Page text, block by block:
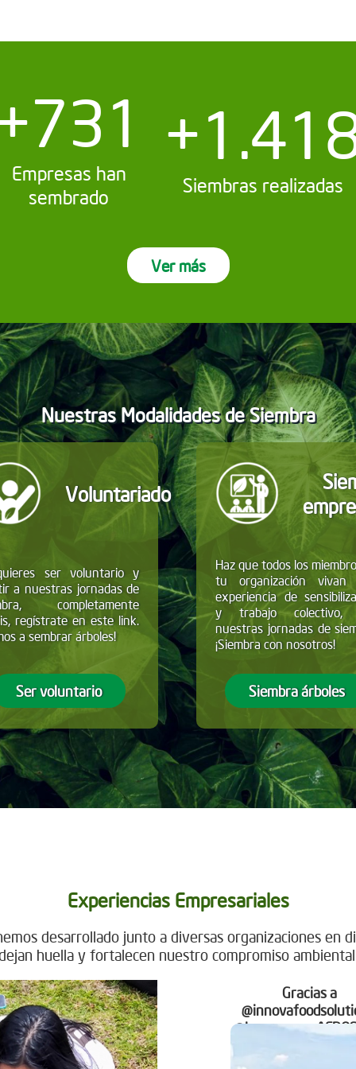
Empresas han
sembrado
Siembras realizadas
Ver más
Nuestras Modalidades de Siembra
Voluntariado
ser voluntario y
a nuestras jornadas de
completamente
regístrate en este link.
a sembrar árboles!
Ser voluntario
Haz que todos los
tu organización vivan
experiencia de
y trabajo colectivo,
nuestras jornadas de
¡Siembra con nosotros!
Siembra árboles
Experiencias Empresariales
desarrollado junto a diversas organizaciones en
huella y fortalecen nuestro compromiso
Gracias a
@levapan.s.a,